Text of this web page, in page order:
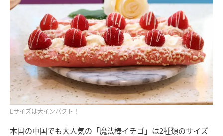
Lサイズは大インパクト！
本国の中国でも大人気の「魔法棒イチゴ」は2種類のサイズ